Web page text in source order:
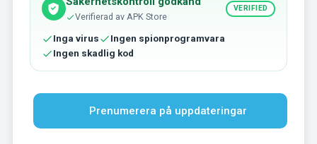
Verifierad av APK Store
VERIFIED
Inga virus
Ingen spionprogramvara
Ingen skadlig kod
Prenumerera på uppdateringar